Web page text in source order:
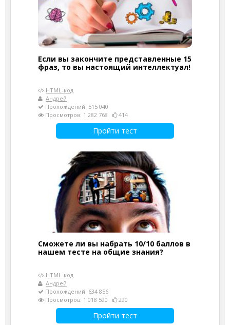
Если вы закончите представленные 15
фраз, то вы настоящий интеллектуал!
HTML-код
Андрей
Прохождений: 515 040
Просмотров: 1 282 768
414
Пройти тест
Сможете ли вы набрать 10/10 баллов в
нашем тесте на общие знания?
HTML-код
Андрей
Прохождений: 634 856
Просмотров: 1 018 590
290
Пройти тест